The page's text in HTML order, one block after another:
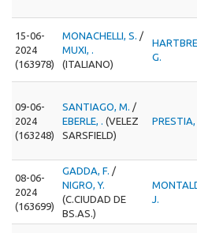
15-06-
2024
(163978)
MONACHELLI, S. /
MUXI, .
(ITALIANO)
G.
09-06-
2024
(163248)
SANTIAGO, M. /
EBERLE, . (VELEZ
SARSFIELD)
PRESTIA,
08-06-
2024
(163699)
GADDA, F. /
NIGRO, Y.
(C.CIUDAD DE
BS.AS.)
J.